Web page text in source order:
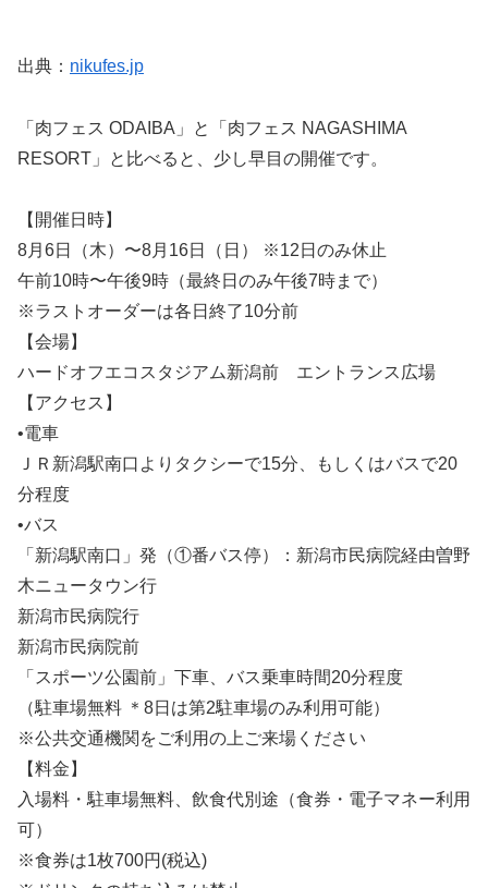
出典： nikufes.jp
「肉フェス ODAIBA」と「肉フェス NAGASHIMA
RESORT」と比べると、少し早目の開催です。
【開催日時】
8月6日（木）〜8月16日（日） ※12日のみ休止
午前10時〜午後9時（最終日のみ午後7時まで）
※ラストオーダーは各日終了10分前
【会場】
ハードオフエコスタジアム新潟前 エントランス広場
【アクセス】
•電車
ＪＲ新潟駅南口よりタクシーで15分、もしくはバスで20
分程度
•バス
「新潟駅南口」発（①番バス停）：新潟市民病院経由曽野
木ニュータウン行
新潟市民病院行
新潟市民病院前
「スポーツ公園前」下車、バス乗車時間20分程度
（駐車場無料 ＊8日は第2駐車場のみ利用可能）
※公共交通機関をご利用の上ご来場ください
【料金】
入場料・駐車場無料、飲食代別途（食券・電子マネー利用
可）
※食券は1枚700円(税込)